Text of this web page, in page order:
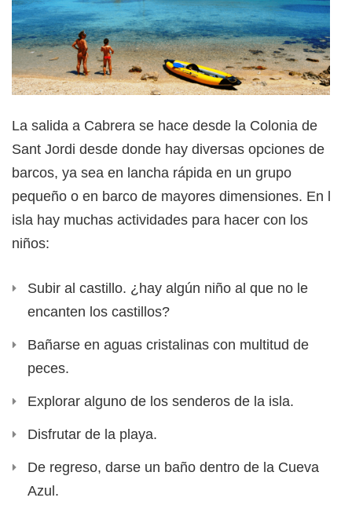
La salida a Cabrera se hace desde la Colonia de
Sant Jordi desde donde hay diversas opciones de
barcos, ya sea en lancha rápida en un grupo
pequeño o en barco de mayores dimensiones. En la
isla hay muchas actividades para hacer con los
niños:
Subir al castillo. ¿hay algún niño al que no le
encanten los castillos?
Bañarse en aguas cristalinas con multitud de
peces.
Explorar alguno de los senderos de la isla.
Disfrutar de la playa.
De regreso, darse un baño dentro de la Cueva
Azul.